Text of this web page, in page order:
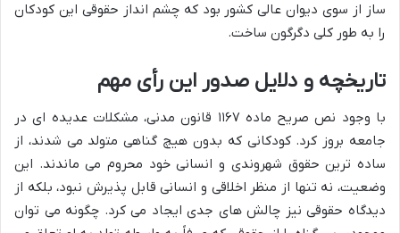
ساز از سوی دیوان عالی کشور بود که چشم انداز حقوقی این کودکان
را به طور کلی دگرگون ساخت.
تاریخچه و دلایل صدور این رأی مهم
با وجود نص صریح ماده ۱۱۶۷ قانون مدنی، مشکلات عدیده ای در
جامعه بروز کرد. کودکانی که بدون هیچ گناهی متولد می شدند، از
ساده ترین حقوق شهروندی و انسانی خود محروم می ماندند. این
وضعیت، نه تنها از منظر اخلاقی و انسانی قابل پذیرش نبود، بلکه از
دیدگاه حقوقی نیز چالش های جدی ایجاد می کرد. چگونه می توان